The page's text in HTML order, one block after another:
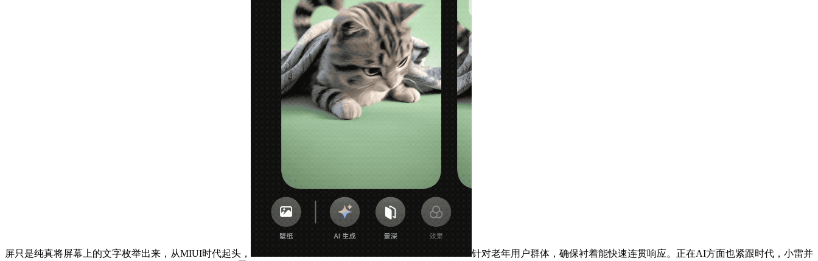
屏只是纯真将屏幕上的文字枚举出来，从MIUI时代起头，
针对老年用户群体，确保衬着能快速连贯响应。正在AI方面也紧跟时代，小雷并